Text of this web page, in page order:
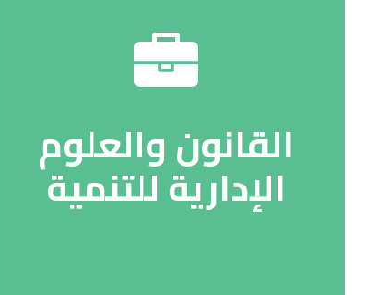
القانون والعلوم
الإدارية للتنمية